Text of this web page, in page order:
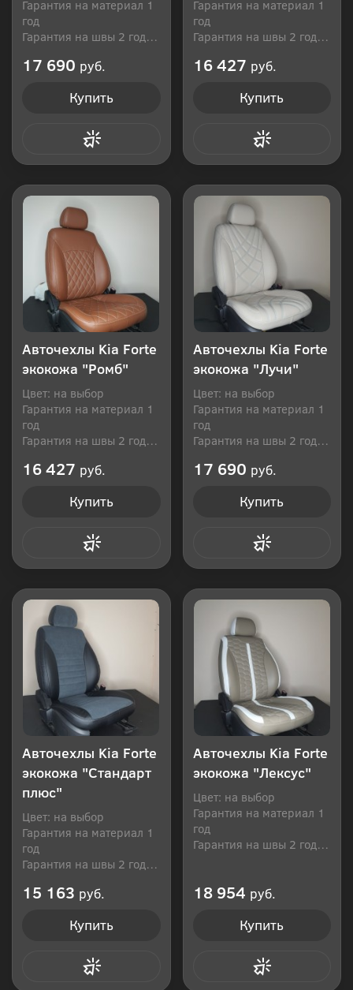
Гарантия на материал 1
год
Гарантия на швы 2 года
17 690 руб.
Купить
Гарантия на материал 1
год
Гарантия на швы 2 года
16 427 руб.
Купить
Авточехлы Kia Forte
экокожа "Ромб"
Цвет: на выбор
Гарантия на материал 1
год
Гарантия на швы 2 года
16 427 руб.
Купить
Авточехлы Kia Forte
экокожа "Лучи"
Цвет: на выбор
Гарантия на материал 1
год
Гарантия на швы 2 года
17 690 руб.
Купить
Авточехлы Kia Forte
экокожа "Стандарт
плюс"
Цвет: на выбор
Гарантия на материал 1
год
Гарантия на швы 2 года
15 163 руб.
Купить
Авточехлы Kia Forte
экокожа "Лексус"
Цвет: на выбор
Гарантия на материал 1
год
Гарантия на швы 2 года
18 954 руб.
Купить